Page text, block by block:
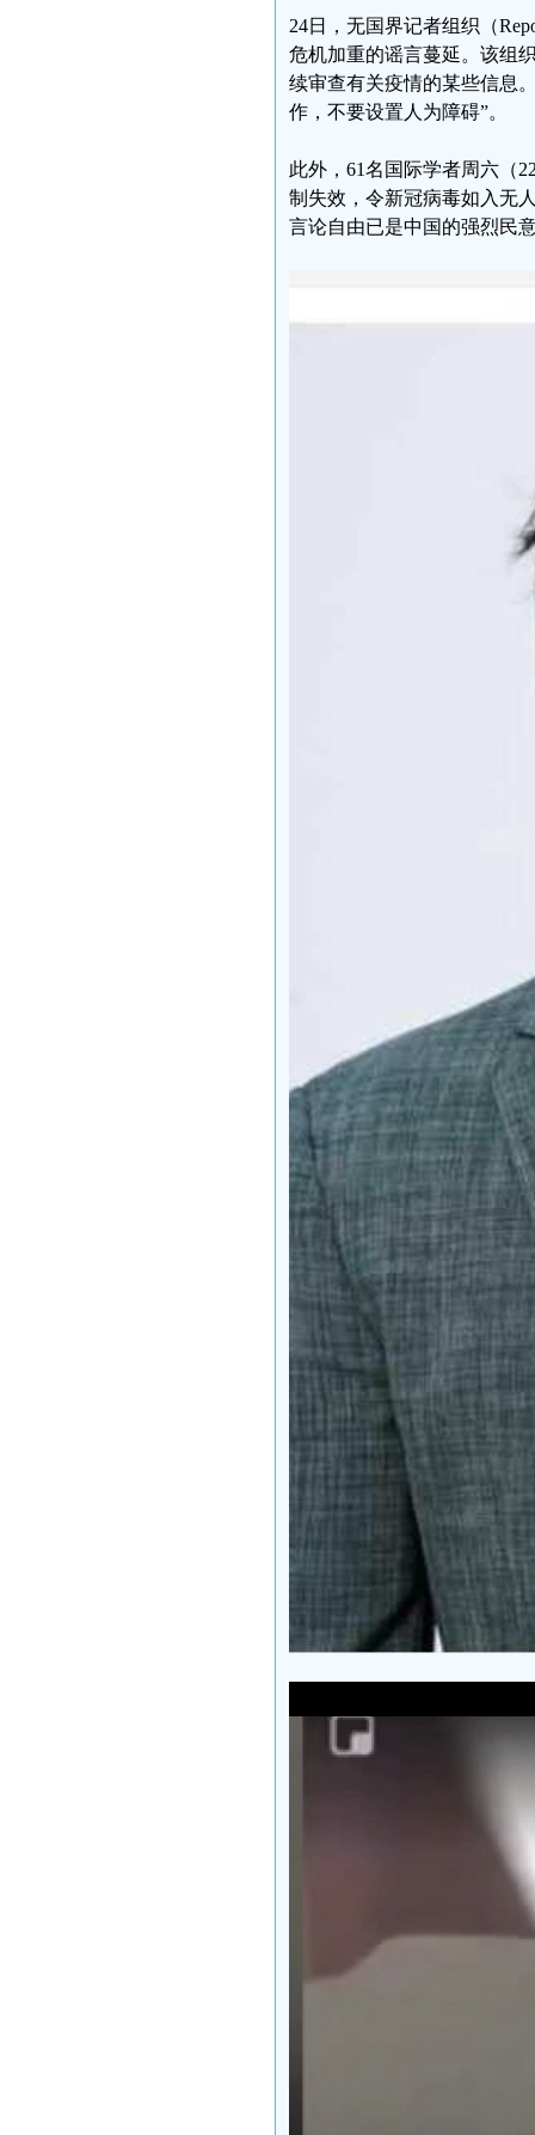
24日，无国界记者组织（
危机加重的谣言蔓延。该组
续审查有关疫情的某些信息
作，不要设置人为障碍”。
此外，61名国际学者周六（
制失效，令新冠病毒如入无
言论自由已是中国的强烈民